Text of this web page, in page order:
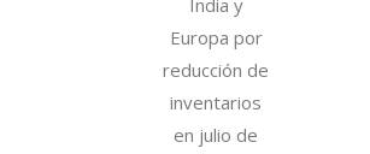
India y
Europa por
reducción de
inventarios
en julio de